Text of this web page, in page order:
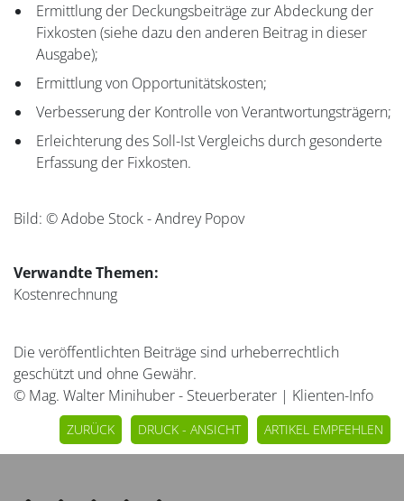
Ermittlung der Deckungsbeiträge zur Abdeckung der
Fixkosten (siehe dazu den anderen Beitrag in dieser
Ausgabe);
Ermittlung von Opportunitätskosten;
Verbesserung der Kontrolle von Verantwortungsträgern;
Erleichterung des Soll-Ist Vergleichs durch gesonderte
Erfassung der Fixkosten.
Bild: © Adobe Stock - Andrey Popov
Verwandte Themen:
Kostenrechnung
Die veröffentlichten Beiträge sind urheberrechtlich
geschützt und ohne Gewähr.
© Mag. Walter Minihuber - Steuerberater | Klienten-Info
ZURÜCK DRUCK - ANSICHT ARTIKEL EMPFEHLEN